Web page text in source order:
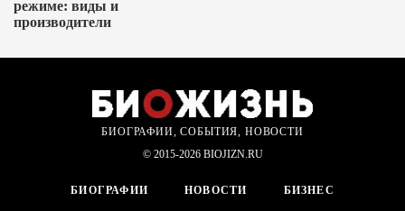
режиме: виды и
производители
БИОГРАФИИ, СОБЫТИЯ, НОВОСТИ
© 2015-2026 BIOJIZN.RU
БИОГРАФИИ НОВОСТИ БИЗНЕС